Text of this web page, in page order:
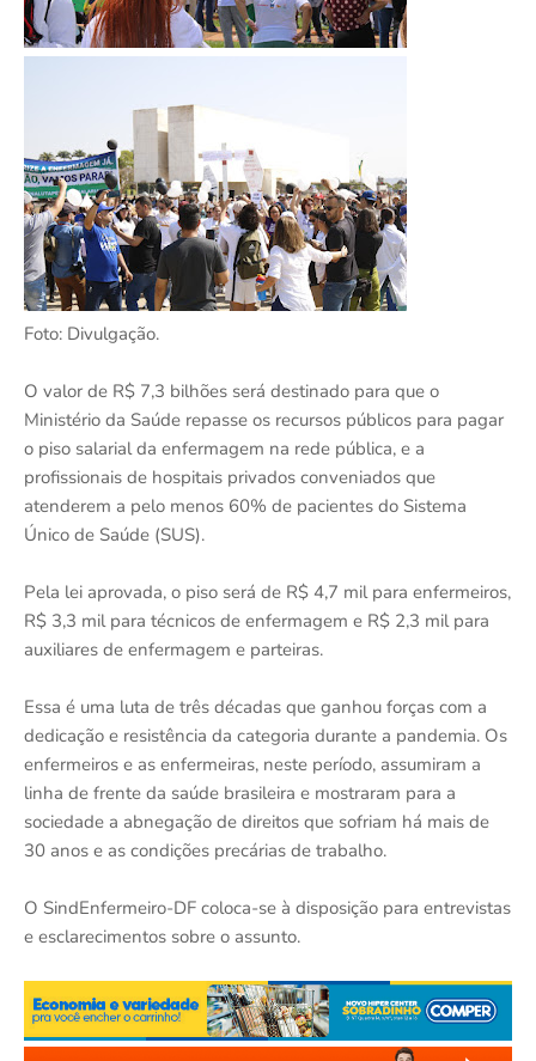
Foto: Divulgação.
O valor de R$ 7,3 bilhões será destinado para que o
Ministério da Saúde repasse os recursos públicos para pagar
o piso salarial da enfermagem na rede pública, e a
profissionais de hospitais privados conveniados que
atenderem a pelo menos 60% de pacientes do Sistema
Único de Saúde (SUS).
Pela lei aprovada, o piso será de R$ 4,7 mil para enfermeiros,
R$ 3,3 mil para técnicos de enfermagem e R$ 2,3 mil para
auxiliares de enfermagem e parteiras.
Essa é uma luta de três décadas que ganhou forças com a
dedicação e resistência da categoria durante a pandemia. Os
enfermeiros e as enfermeiras, neste período, assumiram a
linha de frente da saúde brasileira e mostraram para a
sociedade a abnegação de direitos que sofriam há mais de
30 anos e as condições precárias de trabalho.
O SindEnfermeiro-DF coloca-se à disposição para entrevistas
e esclarecimentos sobre o assunto.